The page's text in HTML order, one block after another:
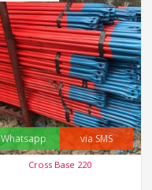
Whatsapp via SMS
Cross Base 220